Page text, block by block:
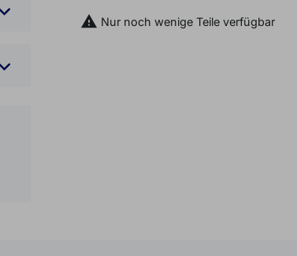
 Nur noch wenige Teile verfügbar